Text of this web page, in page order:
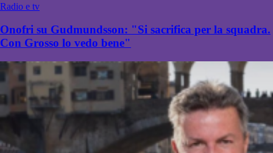
Radio e tv
Onofri su Gudmundsson: "Si sacrifica per la squadra.
Con Grosso lo vedo bene"